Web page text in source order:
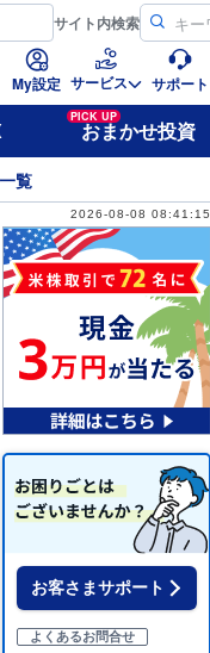
サイト内検索
My設定 サービス サポート
PICK UP
おまかせ投資
覧
2026-08-08 08:41:15
お客さまサポート
よくあるお問合せ